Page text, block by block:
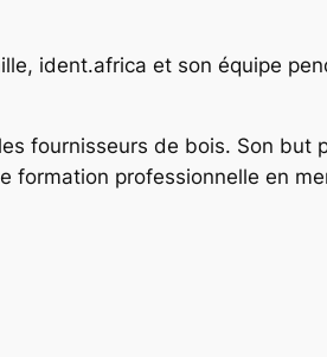
ident.africa et son équipe
fournisseurs de bois. Son but
formation professionnelle en